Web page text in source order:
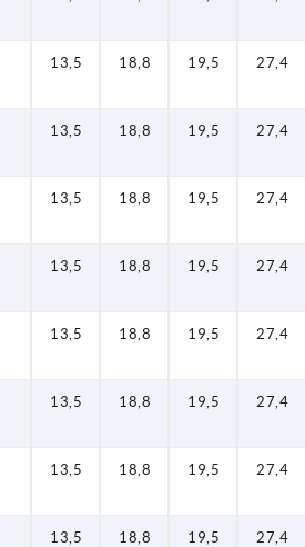
13,5 18,8 19,5 27,4
13,5 18,8 19,5 27,4
13,5 18,8 19,5 27,4
13,5 18,8 19,5 27,4
13,5 18,8 19,5 27,4
13,5 18,8 19,5 27,4
13,5 18,8 19,5 27,4
13,5 18,8 19,5 27,4